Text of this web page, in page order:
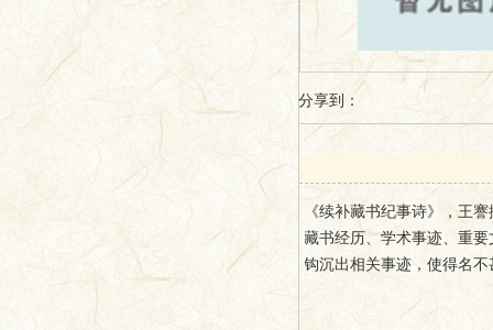
分享到：
《续补藏书纪事诗》，王
藏书经历、学术事迹、重
钩沉出相关事迹，使得名